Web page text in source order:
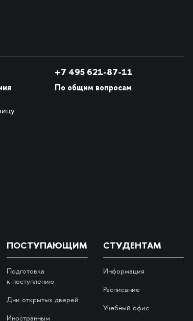
+7 495 621-87-11
По общим вопросам
ПОСТУПАЮЩИМ
Подготовка
к поступлению
Дни открытых дверей
Иностранным
СТУДЕНТАМ
Информация
Расписание
Учебный офис